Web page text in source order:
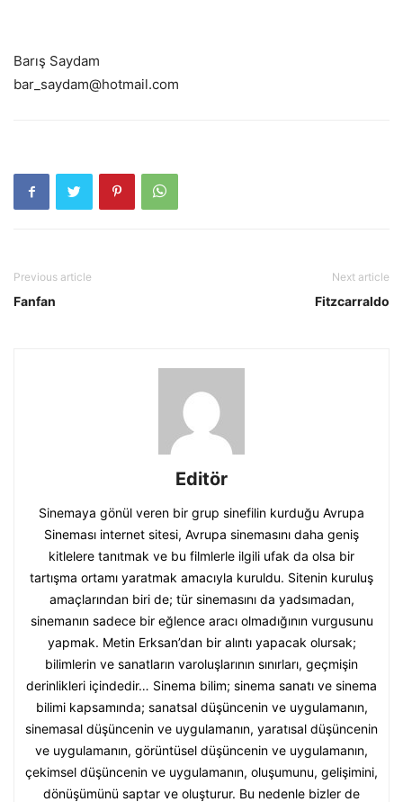
Barış Saydam
bar_saydam@hotmail.com
Previous article
Fanfan
Next article
Fitzcarraldo
Editör
Sinemaya gönül veren bir grup sinefilin kurduğu Avrupa
Sineması internet sitesi, Avrupa sinemasını daha geniş
kitlelere tanıtmak ve bu filmlerle ilgili ufak da olsa bir
tartışma ortamı yaratmak amacıyla kuruldu. Sitenin kuruluş
amaçlarından biri de; tür sinemasını da yadsımadan,
sinemanın sadece bir eğlence aracı olmadığının vurgusunu
yapmak. Metin Erksan’dan bir alıntı yapacak olursak;
bilimlerin ve sanatların varoluşlarının sınırları, geçmişin
derinlikleri içindedir… Sinema bilim; sinema sanatı ve sinema
bilimi kapsamında; sanatsal düşüncenin ve uygulamanın,
sinemasal düşüncenin ve uygulamanın, yaratısal düşüncenin
ve uygulamanın, görüntüsel düşüncenin ve uygulamanın,
çekimsel düşüncenin ve uygulamanın, oluşumunu, gelişimini,
dönüşümünü saptar ve oluşturur. Bu nedenle bizler de